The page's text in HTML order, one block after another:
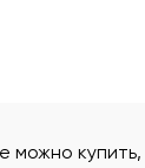
купить,